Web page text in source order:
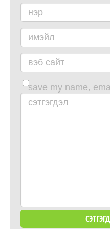
нэр
имэйл
вэб сайт
save my name,
browser for the
сэтгэгдэл